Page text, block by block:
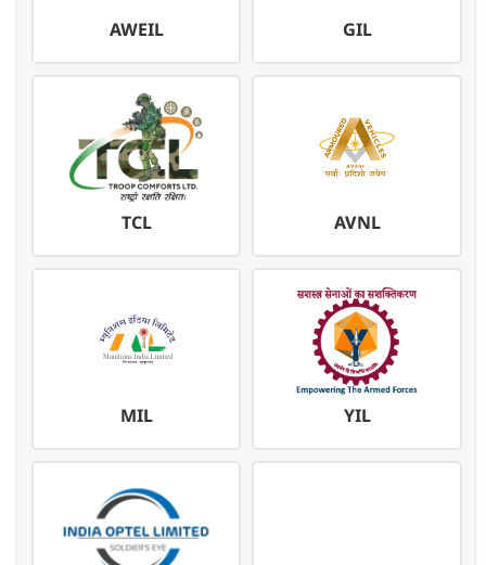
AWEIL GIL
TCL AVNL
MIL YIL